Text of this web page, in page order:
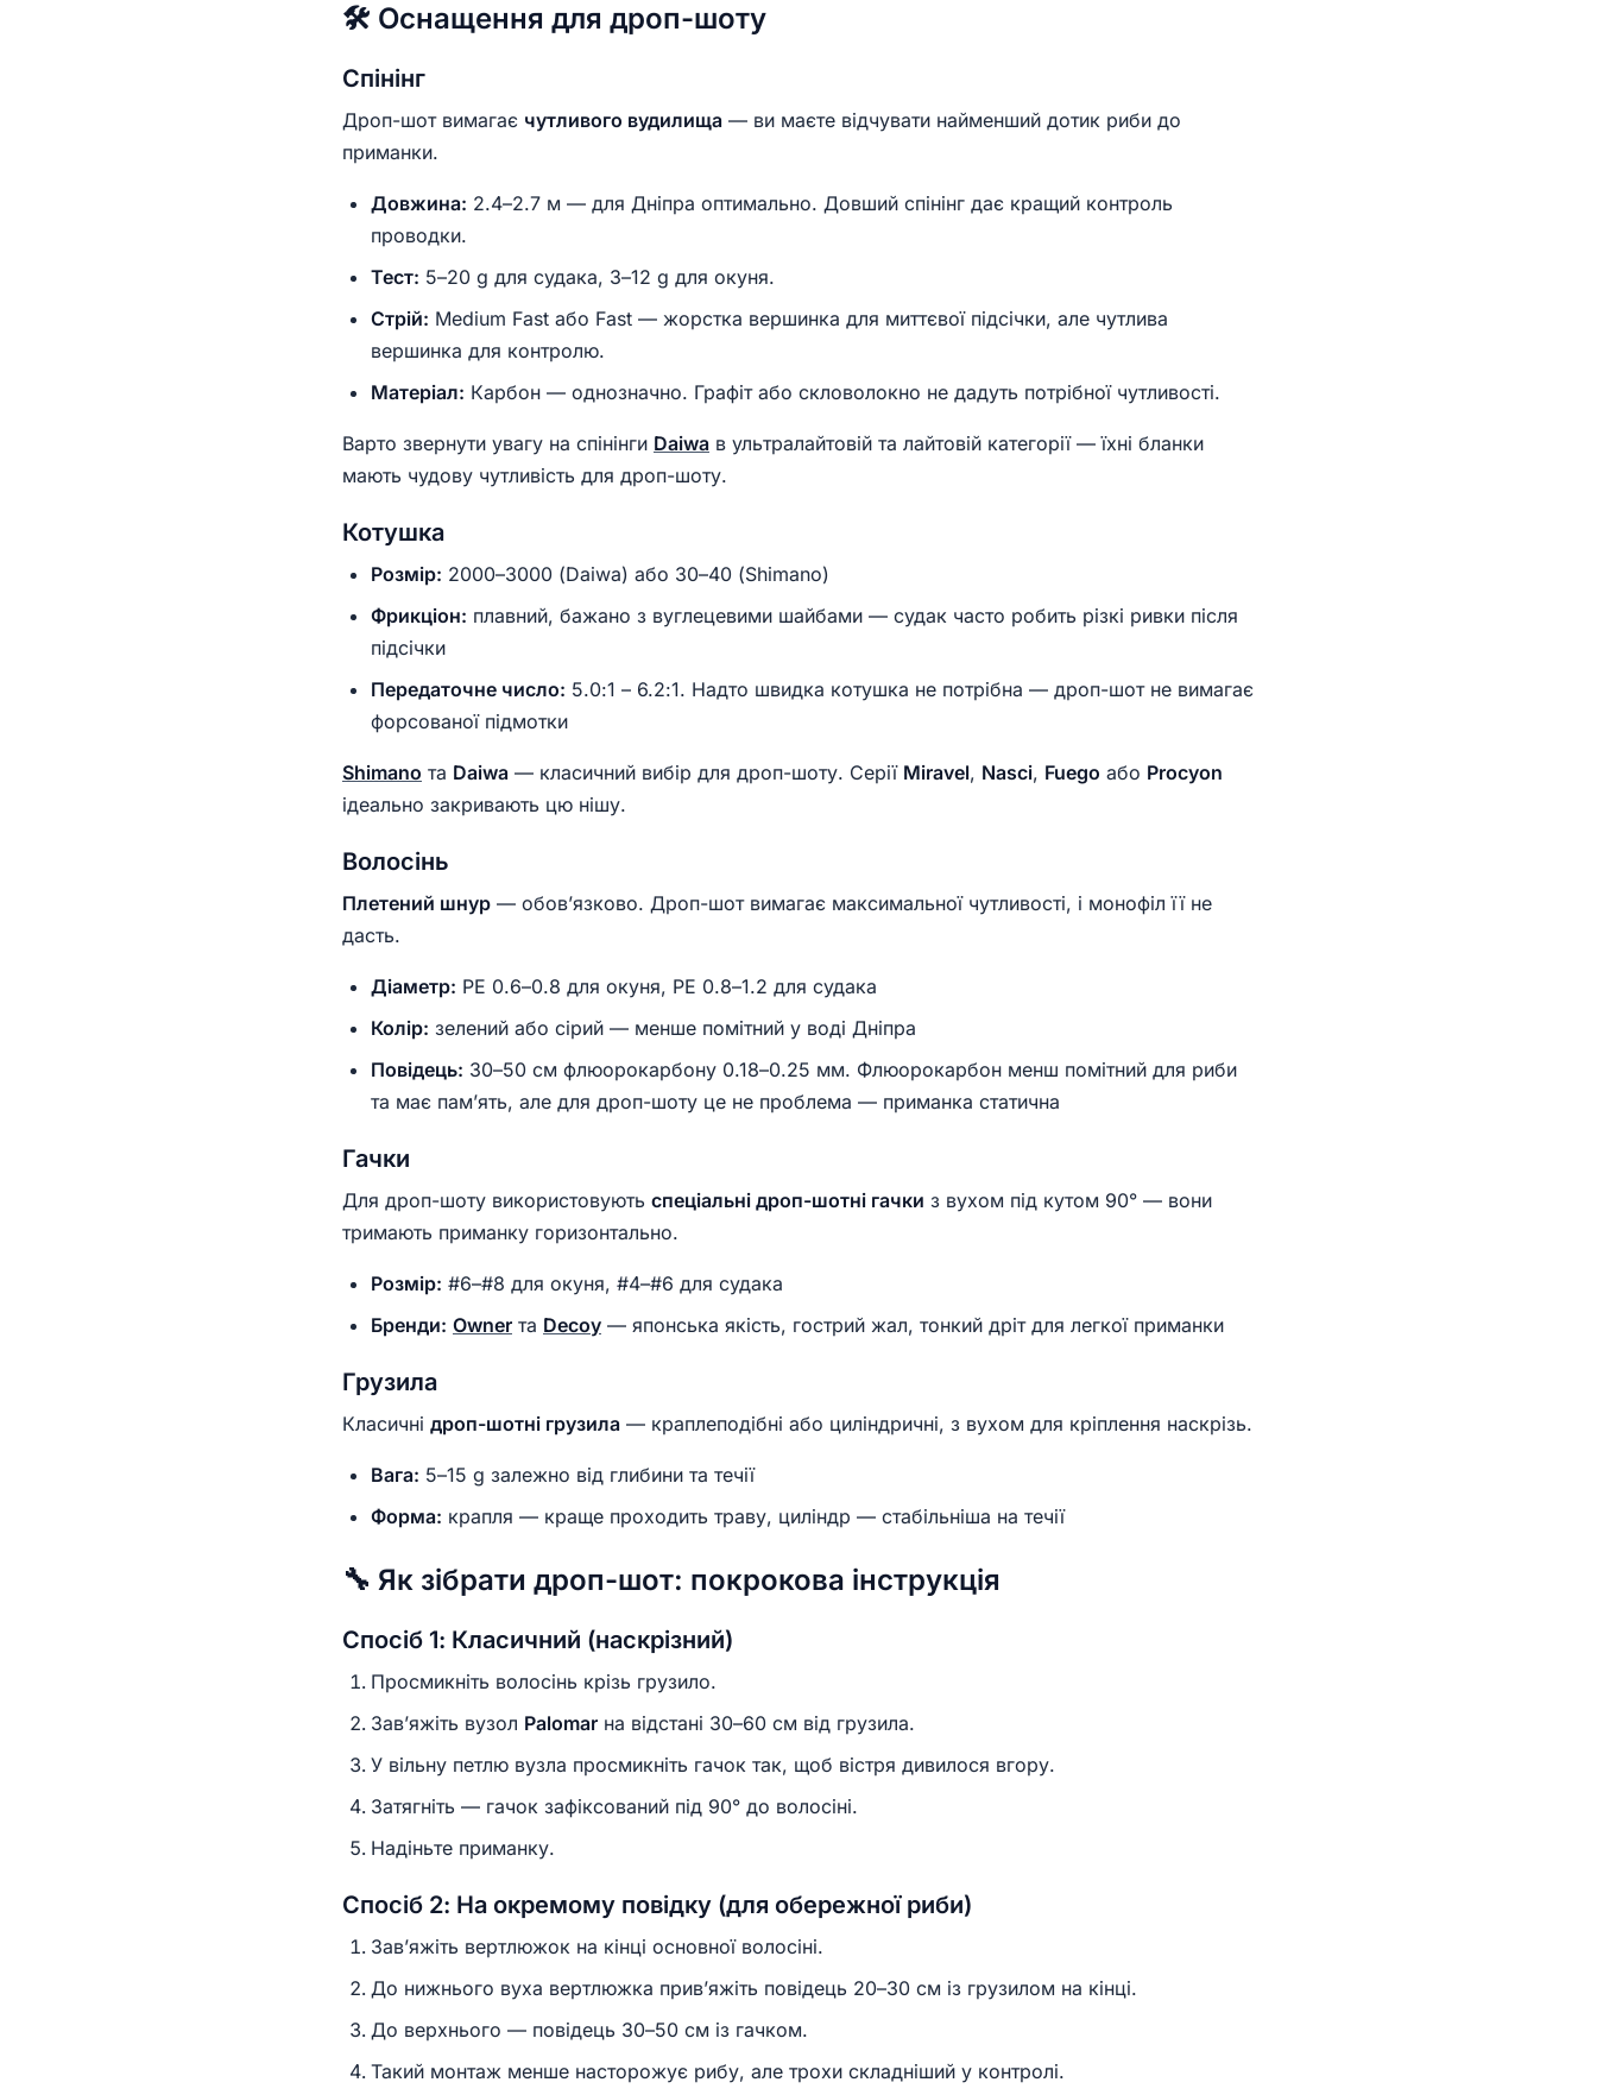
🛠 Оснащення для дроп-шоту
Спінінг
Дроп-шот вимагає чутливого вудилища — ви маєте відчувати найменший дотик риби до
приманки.
Довжина: 2.4–2.7 м — для Дніпра оптимально. Довший спінінг дає кращий контроль
проводки.
Тест: 5–20 g для судака, 3–12 g для окуня.
Стрій: Medium Fast або Fast — жорстка вершинка для миттєвої підсічки, але чутлива
вершинка для контролю.
Матеріал: Карбон — однозначно. Графіт або скловолокно не дадуть потрібної чутливості.
Варто звернути увагу на спінінги Daiwa в ультралайтовій та лайтовій категорії — їхні бланки
мають чудову чутливість для дроп-шоту.
Котушка
Розмір: 2000–3000 (Daiwa) або 30–40 (Shimano)
Фрикціон: плавний, бажано з вуглецевими шайбами — судак часто робить різкі ривки після
підсічки
Передаточне число: 5.0:1 – 6.2:1. Надто швидка котушка не потрібна — дроп-шот не вимагає
форсованої підмотки
Shimano та Daiwa — класичний вибір для дроп-шоту. Серії Miravel, Nasci, Fuego або Procyon
ідеально закривають цю нішу.
Волосінь
Плетений шнур — обов’язково. Дроп-шот вимагає максимальної чутливості, і монофіл її не
дасть.
Діаметр: PE 0.6–0.8 для окуня, PE 0.8–1.2 для судака
Колір: зелений або сірий — менше помітний у воді Дніпра
Повідець: 30–50 см флюорокарбону 0.18–0.25 мм. Флюорокарбон менш помітний для риби
та має пам’ять, але для дроп-шоту це не проблема — приманка статична
Гачки
Для дроп-шоту використовують спеціальні дроп-шотні гачки з вухом під кутом 90° — вони
тримають приманку горизонтально.
Розмір: #6–#8 для окуня, #4–#6 для судака
Бренди: Owner та Decoy — японська якість, гострий жал, тонкий дріт для легкої приманки
Грузила
Класичні дроп-шотні грузила — краплеподібні або циліндричні, з вухом для кріплення наскрізь.
Вага: 5–15 g залежно від глибини та течії
Форма: крапля — краще проходить траву, циліндр — стабільніша на течії
🔧 Як зібрати дроп-шот: покрокова інструкція
Спосіб 1: Класичний (наскрізний)
Просмикніть волосінь крізь грузило.
Зав’яжіть вузол Palomar на відстані 30–60 см від грузила.
У вільну петлю вузла просмикніть гачок так, щоб вістря дивилося вгору.
Затягніть — гачок зафіксований під 90° до волосіні.
Надіньте приманку.
Спосіб 2: На окремому повідку (для обережної риби)
Зав’яжіть вертлюжок на кінці основної волосіні.
До нижнього вуха вертлюжка прив’яжіть повідець 20–30 см із грузилом на кінці.
До верхнього — повідець 30–50 см із гачком.
Такий монтаж менше насторожує рибу, але трохи складніший у контролі.